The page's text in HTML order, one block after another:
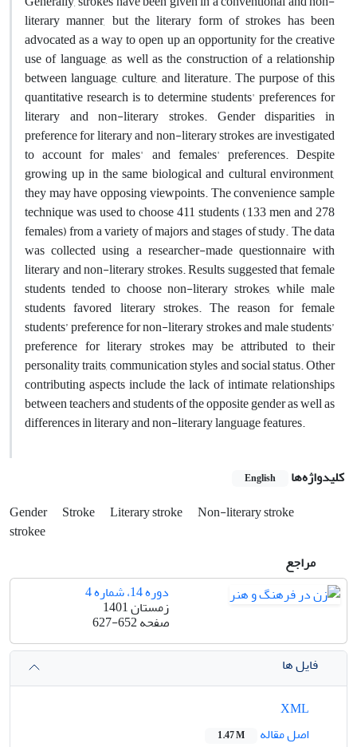
literary manner, but the literary form of strokes has been
advocated as a way to open up an opportunity for the creative
use of language, as well as the construction of a relationship
between language, culture, and literature. The purpose of this
quantitative research is to determine students' preferences for
literary and non-literary strokes. Gender disparities in
preference for literary and non-literary strokes are investigated
to account for males' and females' preferences. Despite
growing up in the same biological and cultural environment,
they may have opposing viewpoints. The convenience sample
technique was used to choose 411 students (133 men and 278
females) from a variety of majors and stages of study. The data
was collected using a researcher-made questionnaire with
literary and non-literary strokes. Results suggested that female
students tended to choose non-literary strokes, while male
students favored literary strokes. The reason for female
students’ preference for non-literary strokes and male students’
preference for literary strokes may be attributed to their
personality traits, communication styles and social status. Other
contributing aspects include the lack of intimate relationships
between teachers and students of the opposite gender as well as
differences in literary and non-literary language features.
کلیدواژه‌ها English
Gender Stroke Literary stroke
Non-literary stroke
strokee
مراجع
دوره 14، شماره 4
زمستان 1401
صفحه627-652
فایل ها
اصل مقاله
1.47 M